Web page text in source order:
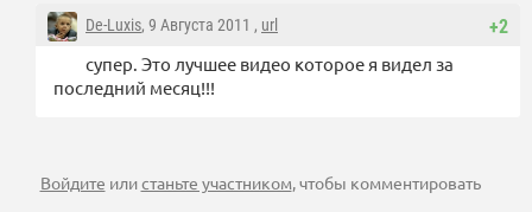
+2
De-Luxis, 9 Августа 2011 , url
супер. Это лучшее видео которое я видел за
последний месяц!!!
Войдите илистаньте участником, чтобы комментировать